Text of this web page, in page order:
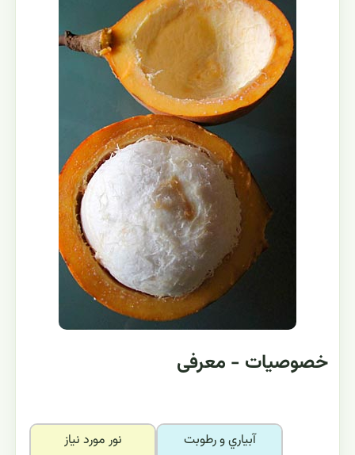
خصوصیات - معرفی
نور مورد نياز آبياري و رطوبت